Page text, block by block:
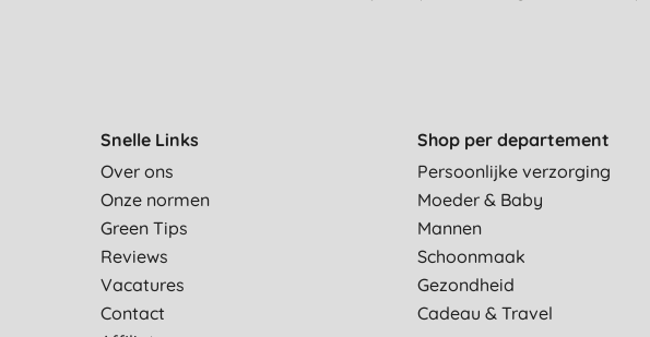
Snelle Links
Over ons
Onze normen
Green Tips
Reviews
Vacatures
Contact
Shop per departement
Persoonlijke verzorging
Moeder & Baby
Mannen
Schoonmaak
Gezondheid
Cadeau & Travel